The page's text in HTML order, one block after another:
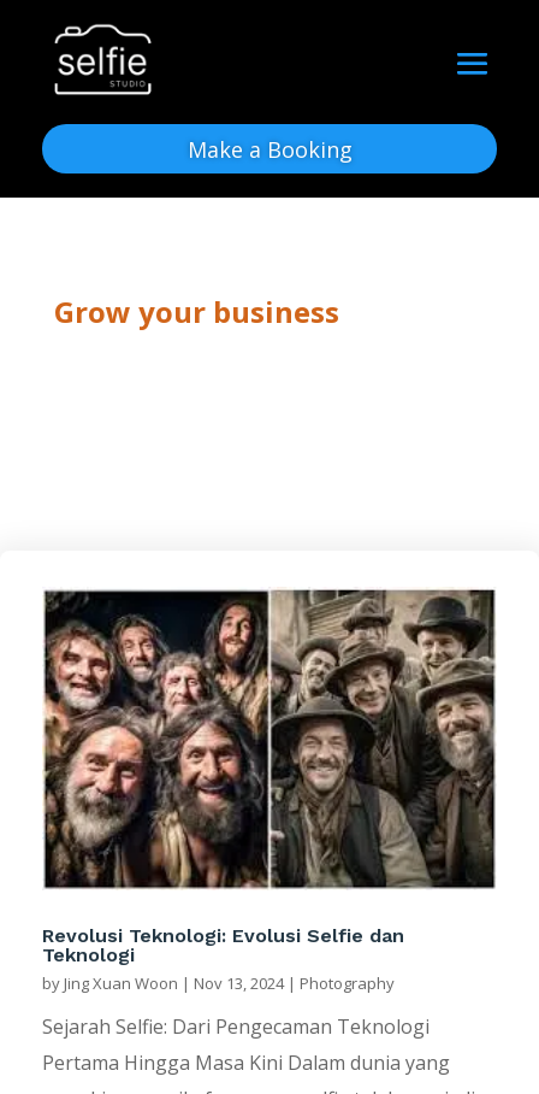
Make a Booking
Grow your business
Revolusi Teknologi: Evolusi Selfie dan
Teknologi
by Jing Xuan Woon | Nov 13, 2024| Photography
Sejarah Selfie: Dari Pengecaman Teknologi
Pertama Hingga Masa Kini Dalam dunia yang